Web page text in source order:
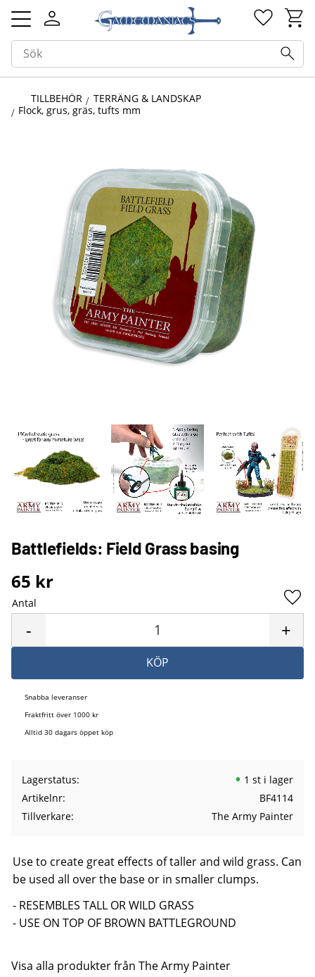
Meny
TILLBEHÖR
TERRÄNG & LANDSKAP
Flock, grus, gräs, tufts mm
Battlefields: Field Grass basing
65 kr
Antal
+
-
KÖP
Snabba leveranser
Fraktfritt över 1000 kr
Alltid 30 dagars öppet köp
Lagerstatus
1 st i lager
Artikelnr
BF4114
Tillverkare
The Army Painter
Use to create great effects of taller and wild grass. Can
be used all over the base or in smaller clumps.
- RESEMBLES TALL OR WILD GRASS
- USE ON TOP OF BROWN BATTLEGROUND
Visa alla produkter från The Army Painter